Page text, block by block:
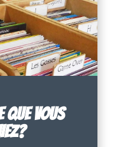
QUE VOUS